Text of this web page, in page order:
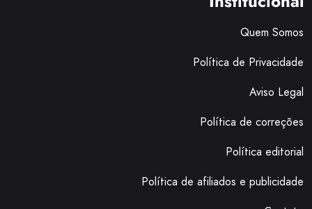
Quem Somos
Política de Privacidade
Aviso Legal
Política de correções
Política editorial
Política de afiliados e publicidade